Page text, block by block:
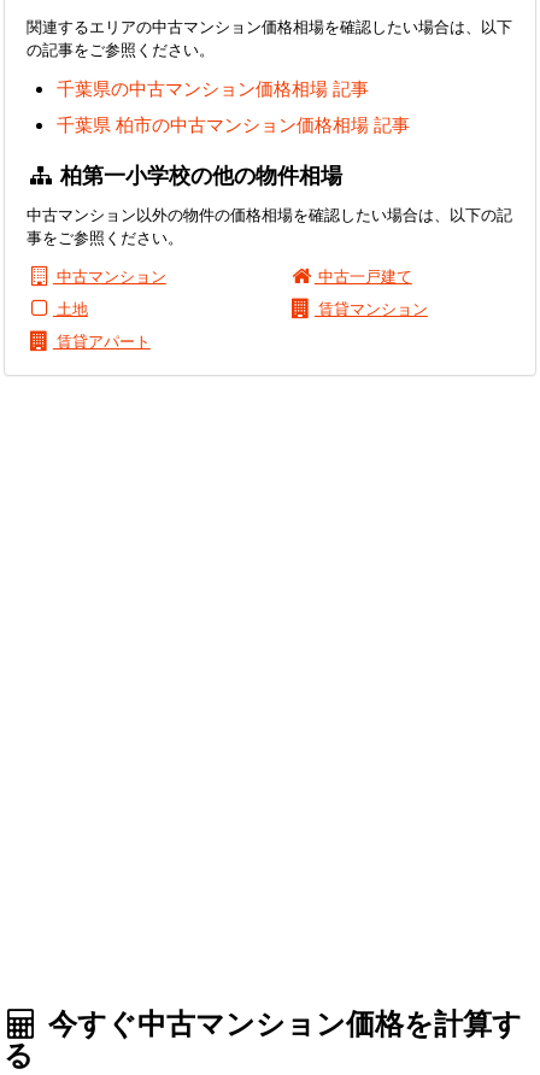
関連するエリアの中古マンション価格相場を確認したい場合は、以下
の記事をご参照ください。
千葉県の中古マンション価格相場 記事
千葉県 柏市の中古マンション価格相場 記事
柏第一小学校の他の物件相場
中古マンション以外の物件の価格相場を確認したい場合は、以下の記
事をご参照ください。
中古マンション
中古一戸建て
土地
賃貸マンション
賃貸アパート
今すぐ中古マンション価格を計算す
る